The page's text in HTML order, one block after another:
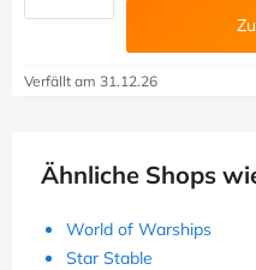
Verfällt am 31.12.26
Ähnliche Shops
World of Warships
Star Stable